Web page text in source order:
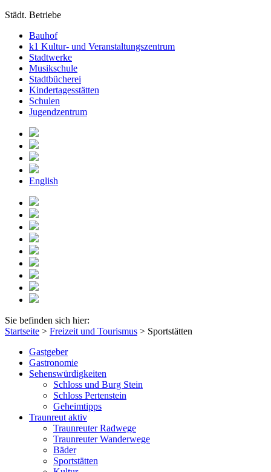
Städt. Betriebe
Bauhof
k1 Kultur- und Veranstaltungszentrum
Stadtwerke
Musikschule
Stadtbücherei
Kindertagesstätten
Schulen
Jugendzentrum
English
Sie befinden sich hier:
Startseite > Freizeit und Tourismus > Sportstätten
Gastgeber
Gastronomie
Sehenswürdigkeiten
Schloss und Burg Stein
Schloss Pertenstein
Geheimtipps
Traunreut aktiv
Traunreuter Radwege
Traunreuter Wanderwege
Bäder
Sportstätten